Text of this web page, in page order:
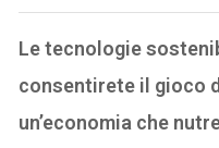
Le tecnologie
consentirete il gioco
un’economia che